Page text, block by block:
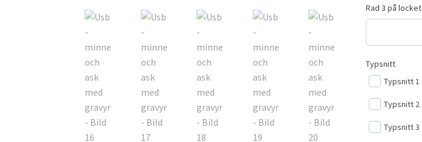
Rad 3 på locket
Typsnitt
Typsnitt 1
Typsnitt 2
Typsnitt 3